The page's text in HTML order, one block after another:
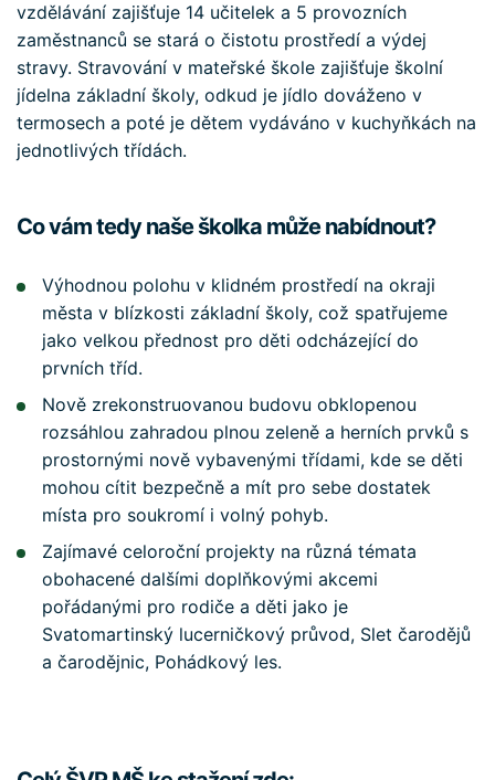
vzdělávání zajišťuje 14 učitelek a 5 provozních
zaměstnanců se stará o čistotu prostředí a výdej
stravy. Stravování v mateřské škole zajišťuje školní
jídelna základní školy, odkud je jídlo dováženo v
termosech a poté je dětem vydáváno v kuchyňkách na
jednotlivých třídách.
Co vám tedy naše školka může nabídnout?
Výhodnou polohu v klidném prostředí na okraji
města v blízkosti základní školy, což spatřujeme
jako velkou přednost pro děti odcházející do
prvních tříd.
Nově zrekonstruovanou budovu obklopenou
rozsáhlou zahradou plnou zeleně a herních prvků s
prostornými nově vybavenými třídami, kde se děti
mohou cítit bezpečně a mít pro sebe dostatek
místa pro soukromí i volný pohyb.
Zajímavé celoroční projekty na různá témata
obohacené dalšími doplňkovými akcemi
pořádanými pro rodiče a děti jako je
Svatomartinský lucerničkový průvod, Slet čarodějů
a čarodějnic, Pohádkový les.